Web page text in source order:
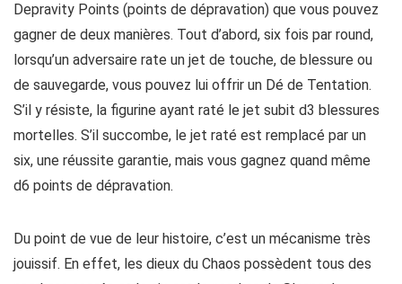
Depravity Points (points de dépravation) que vous pouvez
gagner de deux manières. Tout d’abord, six fois par round,
lorsqu’un adversaire rate un jet de touche, de blessure ou
de sauvegarde, vous pouvez lui offrir un Dé de Tentation.
S’il y résiste, la figurine ayant raté le jet subit d3 blessures
mortelles. S’il succombe, le jet raté est remplacé par un
six, une réussite garantie, mais vous gagnez quand même
d6 points de dépravation.
Du point de vue de leur histoire, c’est un mécanisme très
jouissif. En effet, les dieux du Chaos possèdent tous des